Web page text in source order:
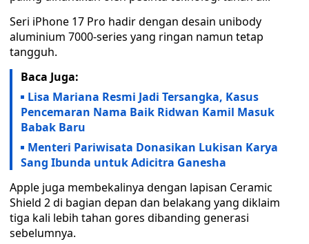
Seri iPhone 17 Pro hadir dengan desain unibody
aluminium 7000-series yang ringan namun tetap
tangguh.
Baca Juga:
Lisa Mariana Resmi Jadi Tersangka, Kasus
Pencemaran Nama Baik Ridwan Kamil Masuk
Babak Baru
Menteri Pariwisata Donasikan Lukisan Karya
Sang Ibunda untuk Adicitra Ganesha
Apple juga membekalinya dengan lapisan Ceramic
Shield 2 di bagian depan dan belakang yang diklaim
tiga kali lebih tahan gores dibanding generasi
sebelumnya.